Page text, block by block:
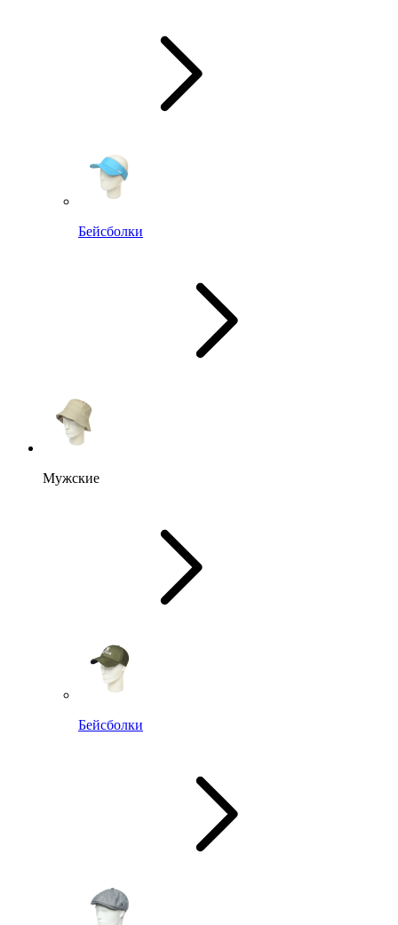
Бейсболки
Мужские
Бейсболки